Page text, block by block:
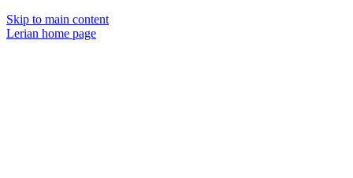
Skip to main content
Lerian home page